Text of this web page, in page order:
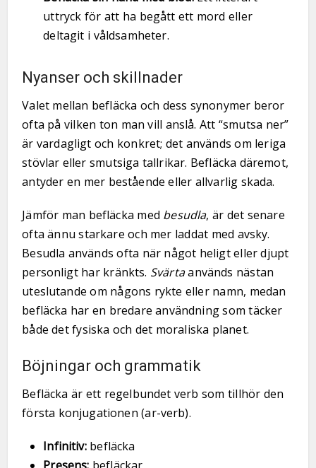
uttryck för att ha begått ett mord eller
deltagit i våldsamheter.
Nyanser och skillnader
Valet mellan befläcka och dess synonymer beror
ofta på vilken ton man vill anslå. Att “smutsa ner”
är vardagligt och konkret; det används om leriga
stövlar eller smutsiga tallrikar. Befläcka däremot,
antyder en mer bestående eller allvarlig skada.
Jämför man befläcka med besudla, är det senare
ofta ännu starkare och mer laddat med avsky.
Besudla används ofta när något heligt eller djupt
personligt har kränkts. Svärtaanvänds nästan
uteslutande om någons rykte eller namn, medan
befläcka har en bredare användning som täcker
både det fysiska och det moraliska planet.
Böjningar och grammatik
Befläcka är ett regelbundet verb som tillhör den
första konjugationen (ar-verb).
Infinitiv:befläcka